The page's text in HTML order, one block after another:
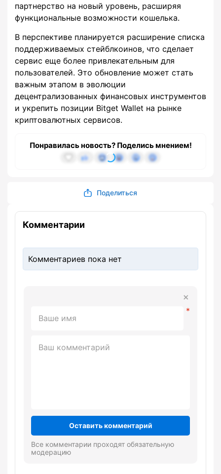
партнерство на новый уровень, расширяя
функциональные возможности кошелька.
В перспективе планируется расширение списка
поддерживаемых стейблкоинов, что сделает
сервис еще более привлекательным для
пользователей. Это обновление может стать
важным этапом в эволюции
децентрализованных финансовых инструментов
и укрепить позиции Bitget Wallet на рынке
криптовалютных сервисов.
Понравилась новость? Поделись мнением!
Поделиться
Комментарии
Комментариев пока нет
Оставить комментарий
Все комментарии проходят обязательную
модерацию